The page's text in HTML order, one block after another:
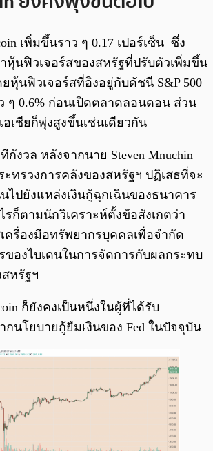
เพิ่มขึ้นราว ๆ 0.17 เปอร์เซ็น ซึ่ง
หุ้นฟิวเจอร์สของสหรัฐที่ปรับตัวเพิ่มขึ้น
หุ้นฟิวเจอร์สที่อิงอยู่กับดัชนี S&P 500
ๆ 0.6% ก่อนเปิดตลาดลอนดอน ส่วน
เชียก็พุ่งสูงขึ้นเช่นเดียวกัน
งวล หลังจากนาย Steven Mnuchin
ทรวงการคลังของสหรัฐฯ ปฏิเสธที่จะ
ไปยังแหล่งเงินกู้ฉุกเฉินของธนาคาร
รก็ตามนักวิเคราะห์ตั้งข้อสังเกตว่า
ครื่องมือทรัพยากรบุคคลเพื่อจำกัด
ของไบเดนในการจัดการกับผลกระทบ
หรัฐฯ
ก็ยังคงเป็นหนึ่งในผู้ที่ได้รับ
กนโยบายกู้ยืมเงินของ Fed ในปัจจุบัน